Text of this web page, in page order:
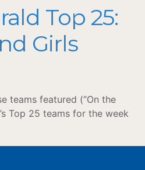
Top 25:
Girls
teams featured (“On the
Top 25 teams for the week